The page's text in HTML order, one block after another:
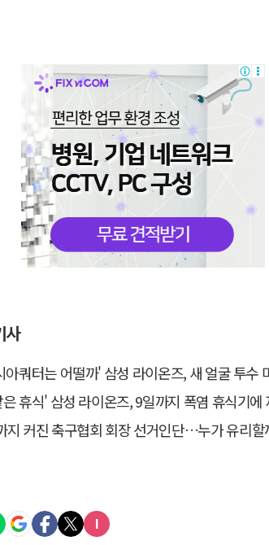
사
쿼터는 어떨까' 삼성 라이온즈, 새 얼굴 투수 미야모리 영
휴식' 삼성 라이온즈, 9일까지 폭염 휴식기에 재
지 커진 축구협회 회장 선거인단…누가 유리할